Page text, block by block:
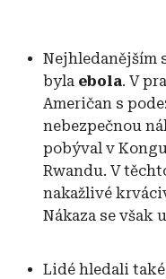
Nejhledanějším
byla ebola. V
Američan s
nebezpečnou
pobýval v
Rwandu. V
nakažlivé
Nákaza se však
Lidé hledali